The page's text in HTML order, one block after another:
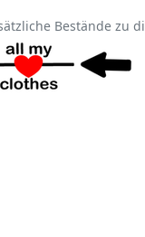
Bestände zu